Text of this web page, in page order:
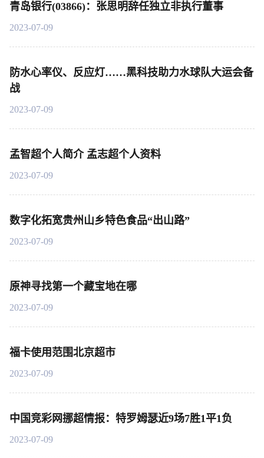
青岛银行(03866)：张思明辞任独立非执行董事
2023-07-09
防水心率仪、反应灯……黑科技助力水球队大运会备
战
2023-07-09
孟智超个人简介 孟志超个人资料
2023-07-09
数字化拓宽贵州山乡特色食品“出山路”
2023-07-09
原神寻找第一个藏宝地在哪
2023-07-09
福卡使用范围北京超市
2023-07-09
中国竞彩网挪超情报：特罗姆瑟近9场7胜1平1负
2023-07-09